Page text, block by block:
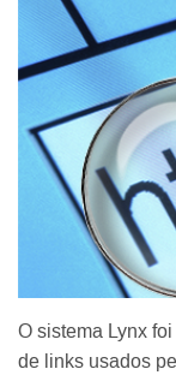
O sistema Lynx
de links usados